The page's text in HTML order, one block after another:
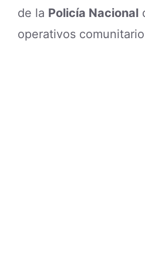
de la Policía Nacional
operativos